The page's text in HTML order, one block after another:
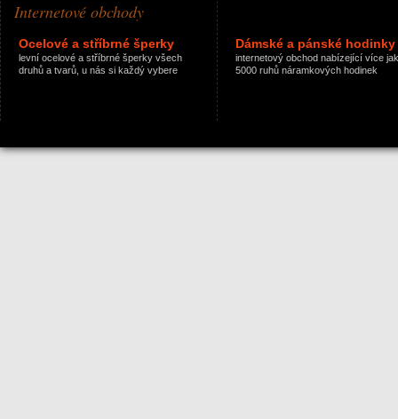
Internetové obchody
Ocelové a stříbrné šperky
levní ocelové a stříbrné šperky všech
druhů a tvarů, u nás si každý vybere
Dámské a pánské hodinky
internetový obchod nabízející více jak
5000 ruhů náramkových hodinek